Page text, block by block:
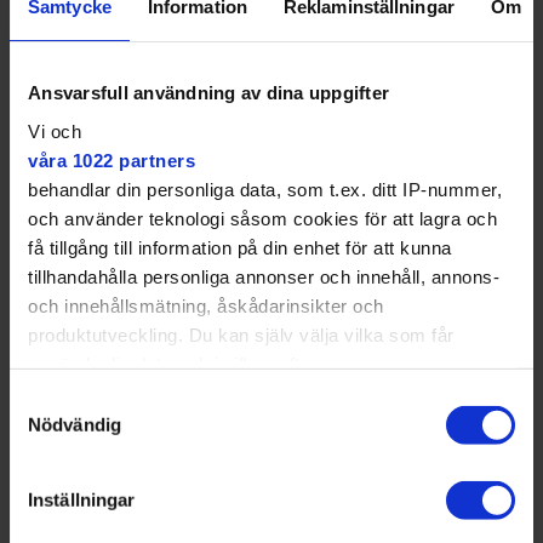
Samtycke Information Reklaminställningar Om
Ansvarsfull användning av dina uppgifter
Vi och
våra 1022 partners
behandlar din personliga data, som t.ex. ditt IP-nummer,
och använder teknologi såsom cookies för att lagra och
få tillgång till information på din enhet för att kunna
tillhandahålla personliga annonser och innehåll, annons-
och innehållsmätning, åskådarinsikter och
produktutveckling. Du kan själv välja vilka som får
Med din tillåtelse skulle vi även vilja:
som kan ha en noggrannhet på upp till flera meter
Identifiera din enhet genom att aktivt skanna den
Nödvändig
Inställningar